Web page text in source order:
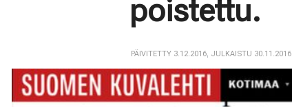
poistettu.
PÄIVITETTY 3.12.2016 JULKAISTU 30.11.2016